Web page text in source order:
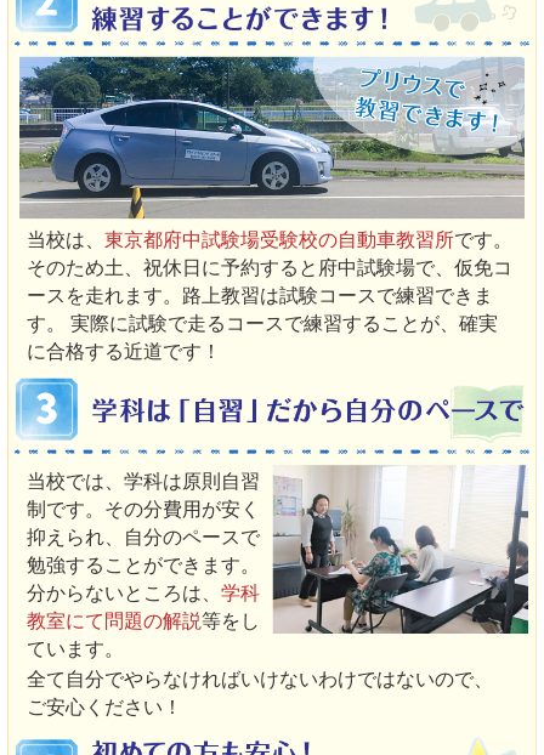
当校は、東京都府中試験場受験校の自動車教習所です。
そのため土、祝休日に予約すると府中試験場で、仮免コ
ースを走れます。路上教習は試験コースで練習できま
す。 実際に試験で走るコースで練習することが、確実
に合格する近道です！
当校では、学科は原則自習
制です。その分費用が安く
抑えられ、自分のペースで
勉強することができます。
分からないところは、学科
教室にて問題の解説等をし
ています。
全て自分でやらなければいけないわけではないので、
ご安心ください！